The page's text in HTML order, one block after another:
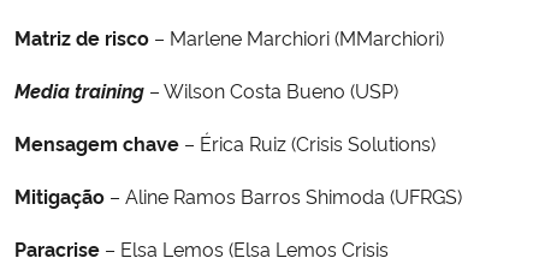
Matriz de risco – Marlene Marchiori (MMarchiori)
Media training – Wilson Costa Bueno (USP)
Mensagem chave – Érica Ruiz (Crisis Solutions)
Mitigação – Aline Ramos Barros Shimoda (UFRGS)
Paracrise – Elsa Lemos (Elsa Lemos Crisis